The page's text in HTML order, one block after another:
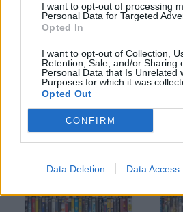
I want to opt-out of processing
Personal Data for Targeted
Opted In
I want to opt-out of Collection,
Retention, Sale, and/or Sharing
Personal Data that Is Unrelated
Purposes for which it was
Opted Out
CONFIRM
Data Deletion Data Access
KAPCSOLÓDÓ MŰTÁRGYAK